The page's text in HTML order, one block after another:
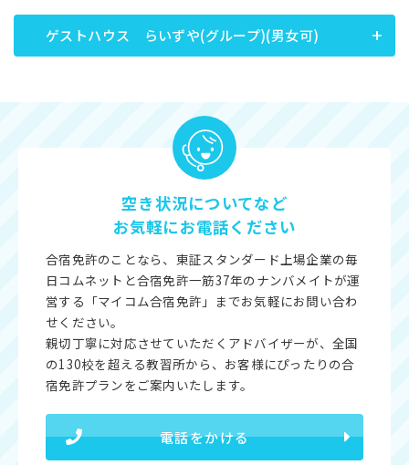
ゲストハウス らいずや(グループ)(男女可)
空き状況についてなど
お気軽にお電話ください
合宿免許のことなら、東証スタンダード上場企業の毎
日コムネットと合宿免許一筋37年のナンバメイトが運
営する「マイコム合宿免許」までお気軽にお問い合わ
せください。
親切丁寧に対応させていただくアドバイザーが、全国
の130校を超える教習所から、お客様にぴったりの合
宿免許プランをご案内いたします。
電話をかける